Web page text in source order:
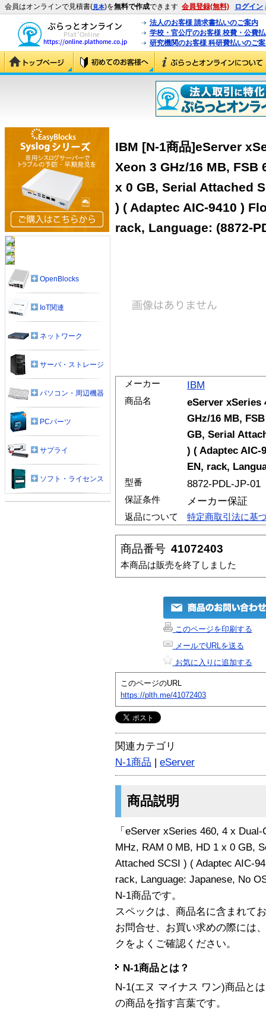
会員はオンラインで見積書(見本)を無料で作成できます 会員登録(無料) ログイン
法人のお客様 請求書払いのご案内
学校・官公庁のお客様 校費・公費
研究機関のお客様 科研費払いのご
IBM [N-1商品]eServer
Xeon 3 GHz/16 MB, FSB
x 0 GB, Serial Attached
) ( Adaptec AIC-9410 )
rack, Language: (8872-
メーカー IBM
商品名
eServer xSeries
GHz/16 MB,
GB, Serial
) ( Adaptec AIC-
EN, rack,
型番 8872-PDL-JP-01
保証条件 メーカー保証
返品について 特定商取引法に基
商品番号 41072403
本商品は販売を終了しました
このページを印刷する
メールでURLを送る
お気に入りに追加する
このページのURL
https://plth.me/41072403
関連カテゴリ
N-1商品 | eServer
商品説明
「eServer xSeries 460, 4 x
MHz, RAM 0 MB, HD 1 x 0 GB,
Attached SCSI ) ( Adaptec AIC-
rack, Language: Japanese, No
N-1商品です。
スペックは、商品名に含まれて
お問合せ、お買い求めの際には
クをよくご確認ください。
N-1商品とは？
N-1(エヌ マイナス ワン)商品と
の商品を指す言葉です。
OpenBlocks
IoT関連
ネットワーク
サーバ・ストレージ
パソコン・周辺機器
PCパーツ
サプライ
ソフト・ライセンス